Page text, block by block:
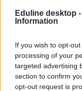
Eduline desktop -
Information
If you wish to opt-
processing of your
targeted advertising
section to confirm
opt-out request is
fesztivál
efott
EFOTT 2011
fesztivál 2011